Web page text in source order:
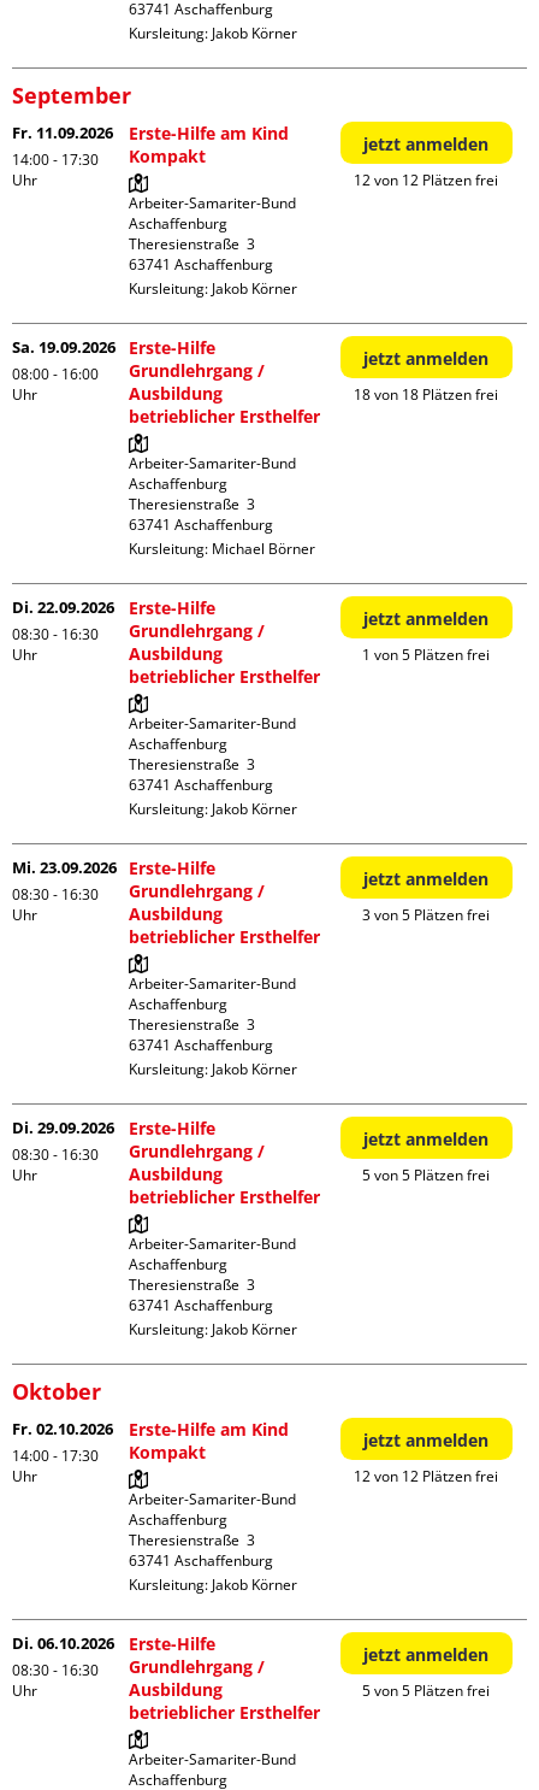
Kursleitung: Jakob Körner
September
Fr. 11.09.2026
14:00 - 17:30
Uhr
Erste-Hilfe am Kind
Kompakt
Arbeiter-Samariter-Bund
Aschaffenburg
Theresienstraße  3
Kursleitung: Jakob Körner
jetzt anmelden
12 von 12 Plätzen frei
Sa. 19.09.2026
08:00 - 16:00
Uhr
Erste-Hilfe
Grundlehrgang /
Ausbildung
betrieblicher Ersthelfer
Arbeiter-Samariter-Bund
Aschaffenburg
Theresienstraße  3
Kursleitung: Michael Börner
jetzt anmelden
18 von 18 Plätzen frei
Di. 22.09.2026
08:30 - 16:30
Uhr
Erste-Hilfe
Grundlehrgang /
Ausbildung
betrieblicher Ersthelfer
Arbeiter-Samariter-Bund
Aschaffenburg
Theresienstraße  3
Kursleitung: Jakob Körner
jetzt anmelden
1 von 5 Plätzen frei
Mi. 23.09.2026
08:30 - 16:30
Uhr
Erste-Hilfe
Grundlehrgang /
Ausbildung
betrieblicher Ersthelfer
Arbeiter-Samariter-Bund
Aschaffenburg
Theresienstraße  3
Kursleitung: Jakob Körner
jetzt anmelden
3 von 5 Plätzen frei
Di. 29.09.2026
08:30 - 16:30
Uhr
Erste-Hilfe
Grundlehrgang /
Ausbildung
betrieblicher Ersthelfer
Arbeiter-Samariter-Bund
Aschaffenburg
Theresienstraße  3
Kursleitung: Jakob Körner
jetzt anmelden
5 von 5 Plätzen frei
Oktober
Fr. 02.10.2026
14:00 - 17:30
Uhr
Erste-Hilfe am Kind
Kompakt
Arbeiter-Samariter-Bund
Aschaffenburg
Theresienstraße  3
Kursleitung: Jakob Körner
jetzt anmelden
12 von 12 Plätzen frei
Di. 06.10.2026
08:30 - 16:30
Uhr
Erste-Hilfe
Grundlehrgang /
Ausbildung
betrieblicher Ersthelfer
Arbeiter-Samariter-Bund
Aschaffenburg
jetzt anmelden
5 von 5 Plätzen frei